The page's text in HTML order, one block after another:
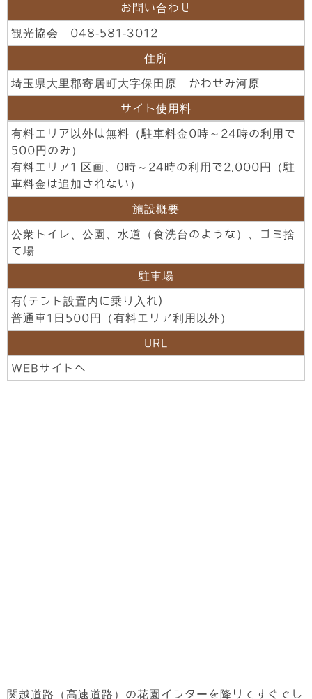
お問い合わせ
観光協会 048-581-3012
住所
埼玉県大里郡寄居町大字保田原 かわせみ河原
サイト使用料
有料エリア以外は無料（駐車料金0時～24時の利用で
500円のみ）
有料エリア1 区画、0時～24時の利用で2,000円（駐
車料金は追加されない）
施設概要
公衆トイレ、公園、水道（食洗台のような）、ゴミ捨
て場
駐車場
有(テント設置内に乗り入れ)
普通車1日500円（有料エリア利用以外）
URL
WEBサイトへ
関越道路（高速道路）の花園インターを降りてすぐでし